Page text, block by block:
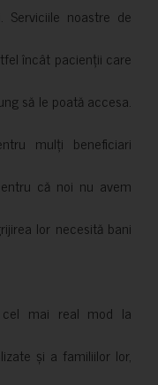
Serviciile noastre de
încât pacienții care
să le poată accesa.
mulți beneficiari
că noi nu avem
lor necesită bani
cel mai real mod la
și a familiilor lor,